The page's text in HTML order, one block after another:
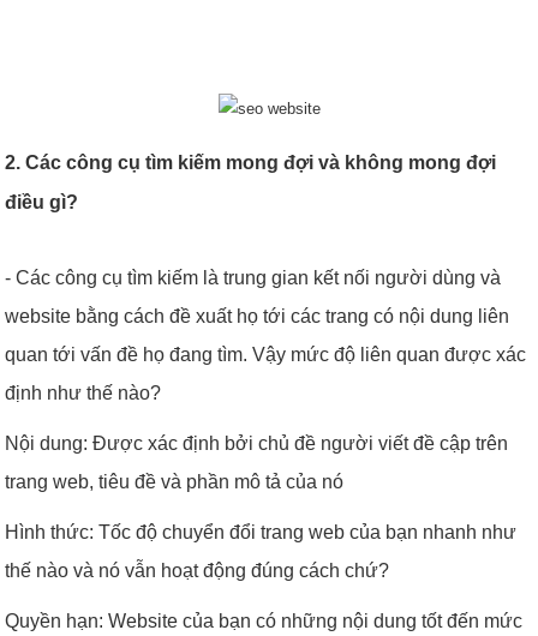
2. Các công cụ tìm kiếm mong đợi và không mong đợi
điều gì?
- Các công cụ tìm kiếm là trung gian kết nối người dùng và
website bằng cách đề xuất họ tới các trang có nội dung liên
quan tới vấn đề họ đang tìm. Vậy mức độ liên quan được xác
định như thế nào?
Nội dung: Được xác định bởi chủ đề người viết đề cập trên
trang web, tiêu đề và phần mô tả của nó
Hình thức: Tốc độ chuyển đổi trang web của bạn nhanh như
thế nào và nó vẫn hoạt động đúng cách chứ?
Quyền hạn: Website của bạn có những nội dung tốt đến mức